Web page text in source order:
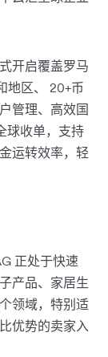
开启覆盖罗马
地区、 20+币
管理、高效国
球收单，支持
运转效率，轻
正处于快速
产品、家居生
领域，特别适
优势的卖家入